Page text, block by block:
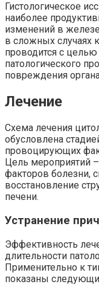
Гистологическое
наиболее
изменений в
в сложных случаях
проводится с
патологического
повреждения
Лечение
Схема лечения
обусловлена
провоцирующих
Цель мероприятий
факторов болезни,
восстановление
печени.
Устранение
Эффективность
длительности
Применительно к
показаны